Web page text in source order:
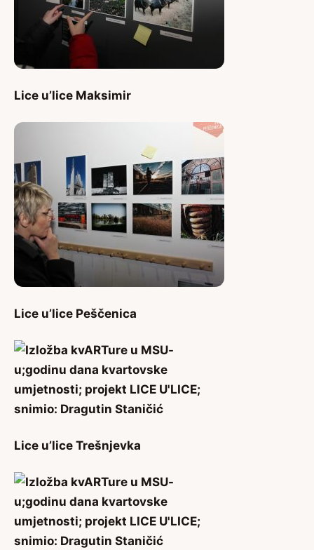
Lice u’lice Maksimir
Lice u’lice Peščenica
Lice u’lice Trešnjevka